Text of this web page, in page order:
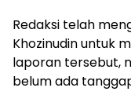
Redaksi telah
Khozinudin untuk
laporan tersebut,
belum ada